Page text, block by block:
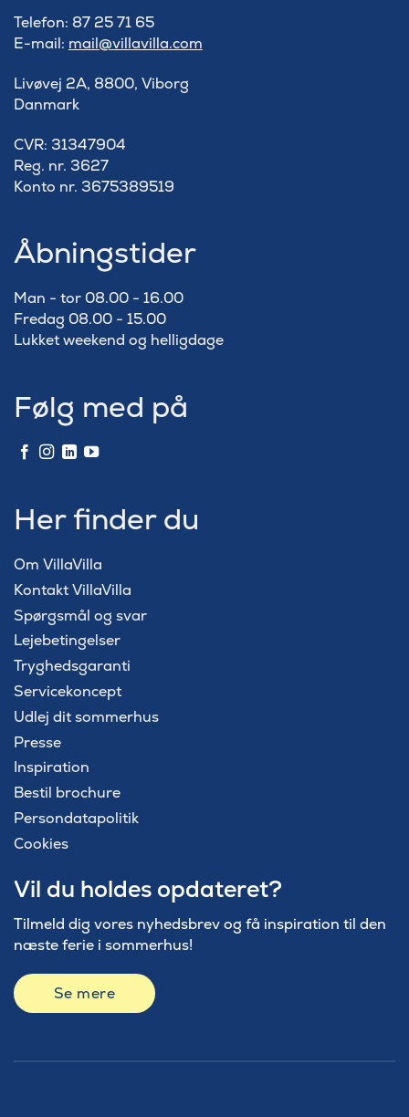
Telefon: 87 25 71 65
E-mail: mail@villavilla.com
Livøvej 2A, 8800, Viborg
Danmark
​CVR: 31347904
Reg. nr. 3627
Konto nr. 3675389519
Åbningstider
Man - tor 08.00 - 16.00
Fredag 08.00 - 15.00
Lukket weekend og helligdage
Følg med på
Her finder du
Om VillaVilla
Kontakt VillaVilla
Spørgsmål og svar
Lejebetingelser
Tryghedsgaranti
Servicekoncept
Udlej dit sommerhus
Presse
Inspiration
Bestil brochure
Persondatapolitik
Cookies
Vil du holdes opdateret?
Tilmeld dig vores nyhedsbrev og få inspiration til den
næste ferie i sommerhus!
Se mere